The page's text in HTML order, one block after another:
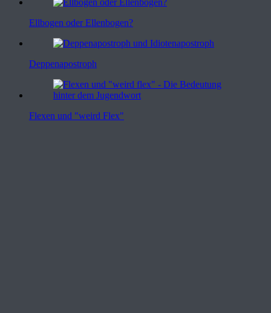
Ellbogen oder Ellenbogen?
Deppenapostroph
Flexen und "weird Flex"